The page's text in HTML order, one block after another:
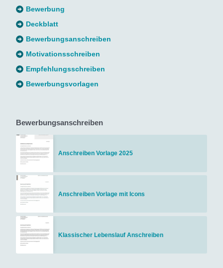
Bewerbung
Deckblatt
Bewerbungsanschreiben
Motivationsschreiben
Empfehlungsschreiben
Bewerbungsvorlagen
Bewerbungsanschreiben
Anschreiben Vorlage 2025
Anschreiben Vorlage mit Icons
Klassischer Lebenslauf Anschreiben